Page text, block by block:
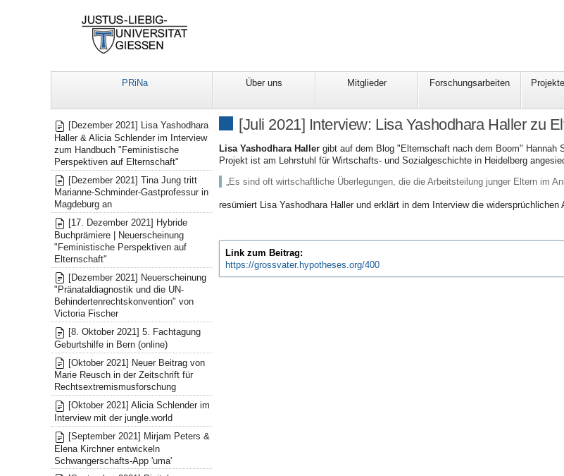
PRiNa Über uns Mitglieder Forschungsarbeiten
[Juli 2021] Interview: Lisa Yashodhara Haller zu
Lisa Yashodhara Haller gibt auf dem Blog "Elternschaft nach dem Boom"
Projekt ist am Lehrstuhl für Wirtschafts- und Sozialgeschichte in Heidelberg
„Es sind oft wirtschaftliche Überlegungen, die die Arbeitsteilung junger Eltern im
resümiert Lisa Yashodhara Haller und erklärt in dem Interview die widersprüchlichen
Link zum Beitrag:
https://grossvater.hypotheses.org/400
Mitteilungen
[Dezember 2021] Lisa Yashodhara
Haller & Alicia Schlender im Interview
zum Handbuch "Feministische
Perspektiven auf Elternschaft"
[Dezember 2021] Tina Jung tritt
Marianne-Schminder-Gastprofessur in
Magdeburg an
[17. Dezember 2021] Hybride
Buchprämiere | Neuerscheinung
"Feministische Perspektiven auf
Elternschaft"
[Dezember 2021] Neuerscheinung
"Pränataldiagnostik und die UN-
Behindertenrechtskonvention" von
Victoria Fischer
[8. Oktober 2021] 5. Fachtagung
Geburtshilfe in Bern (online)
[Oktober 2021] Neuer Beitrag von
Marie Reusch in der Zeitschrift für
Rechtsextremismusforschung
[Oktober 2021] Alicia Schlender im
Interview mit der jungle.world
[September 2021] Mirjam Peters &
Elena Kirchner entwickeln
Schwangerschafts-App 'uma'